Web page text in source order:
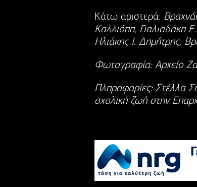
Κάτω αριστερά:
Καλλιόπη, Γιαλιαδάκη
Ηλιάκης Ι. Δημήτρης,
Φωτογραφία: Αρχείο
Πληροφορίες: Στέλλα
σχολική ζωή στην